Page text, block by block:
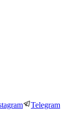
Telegram